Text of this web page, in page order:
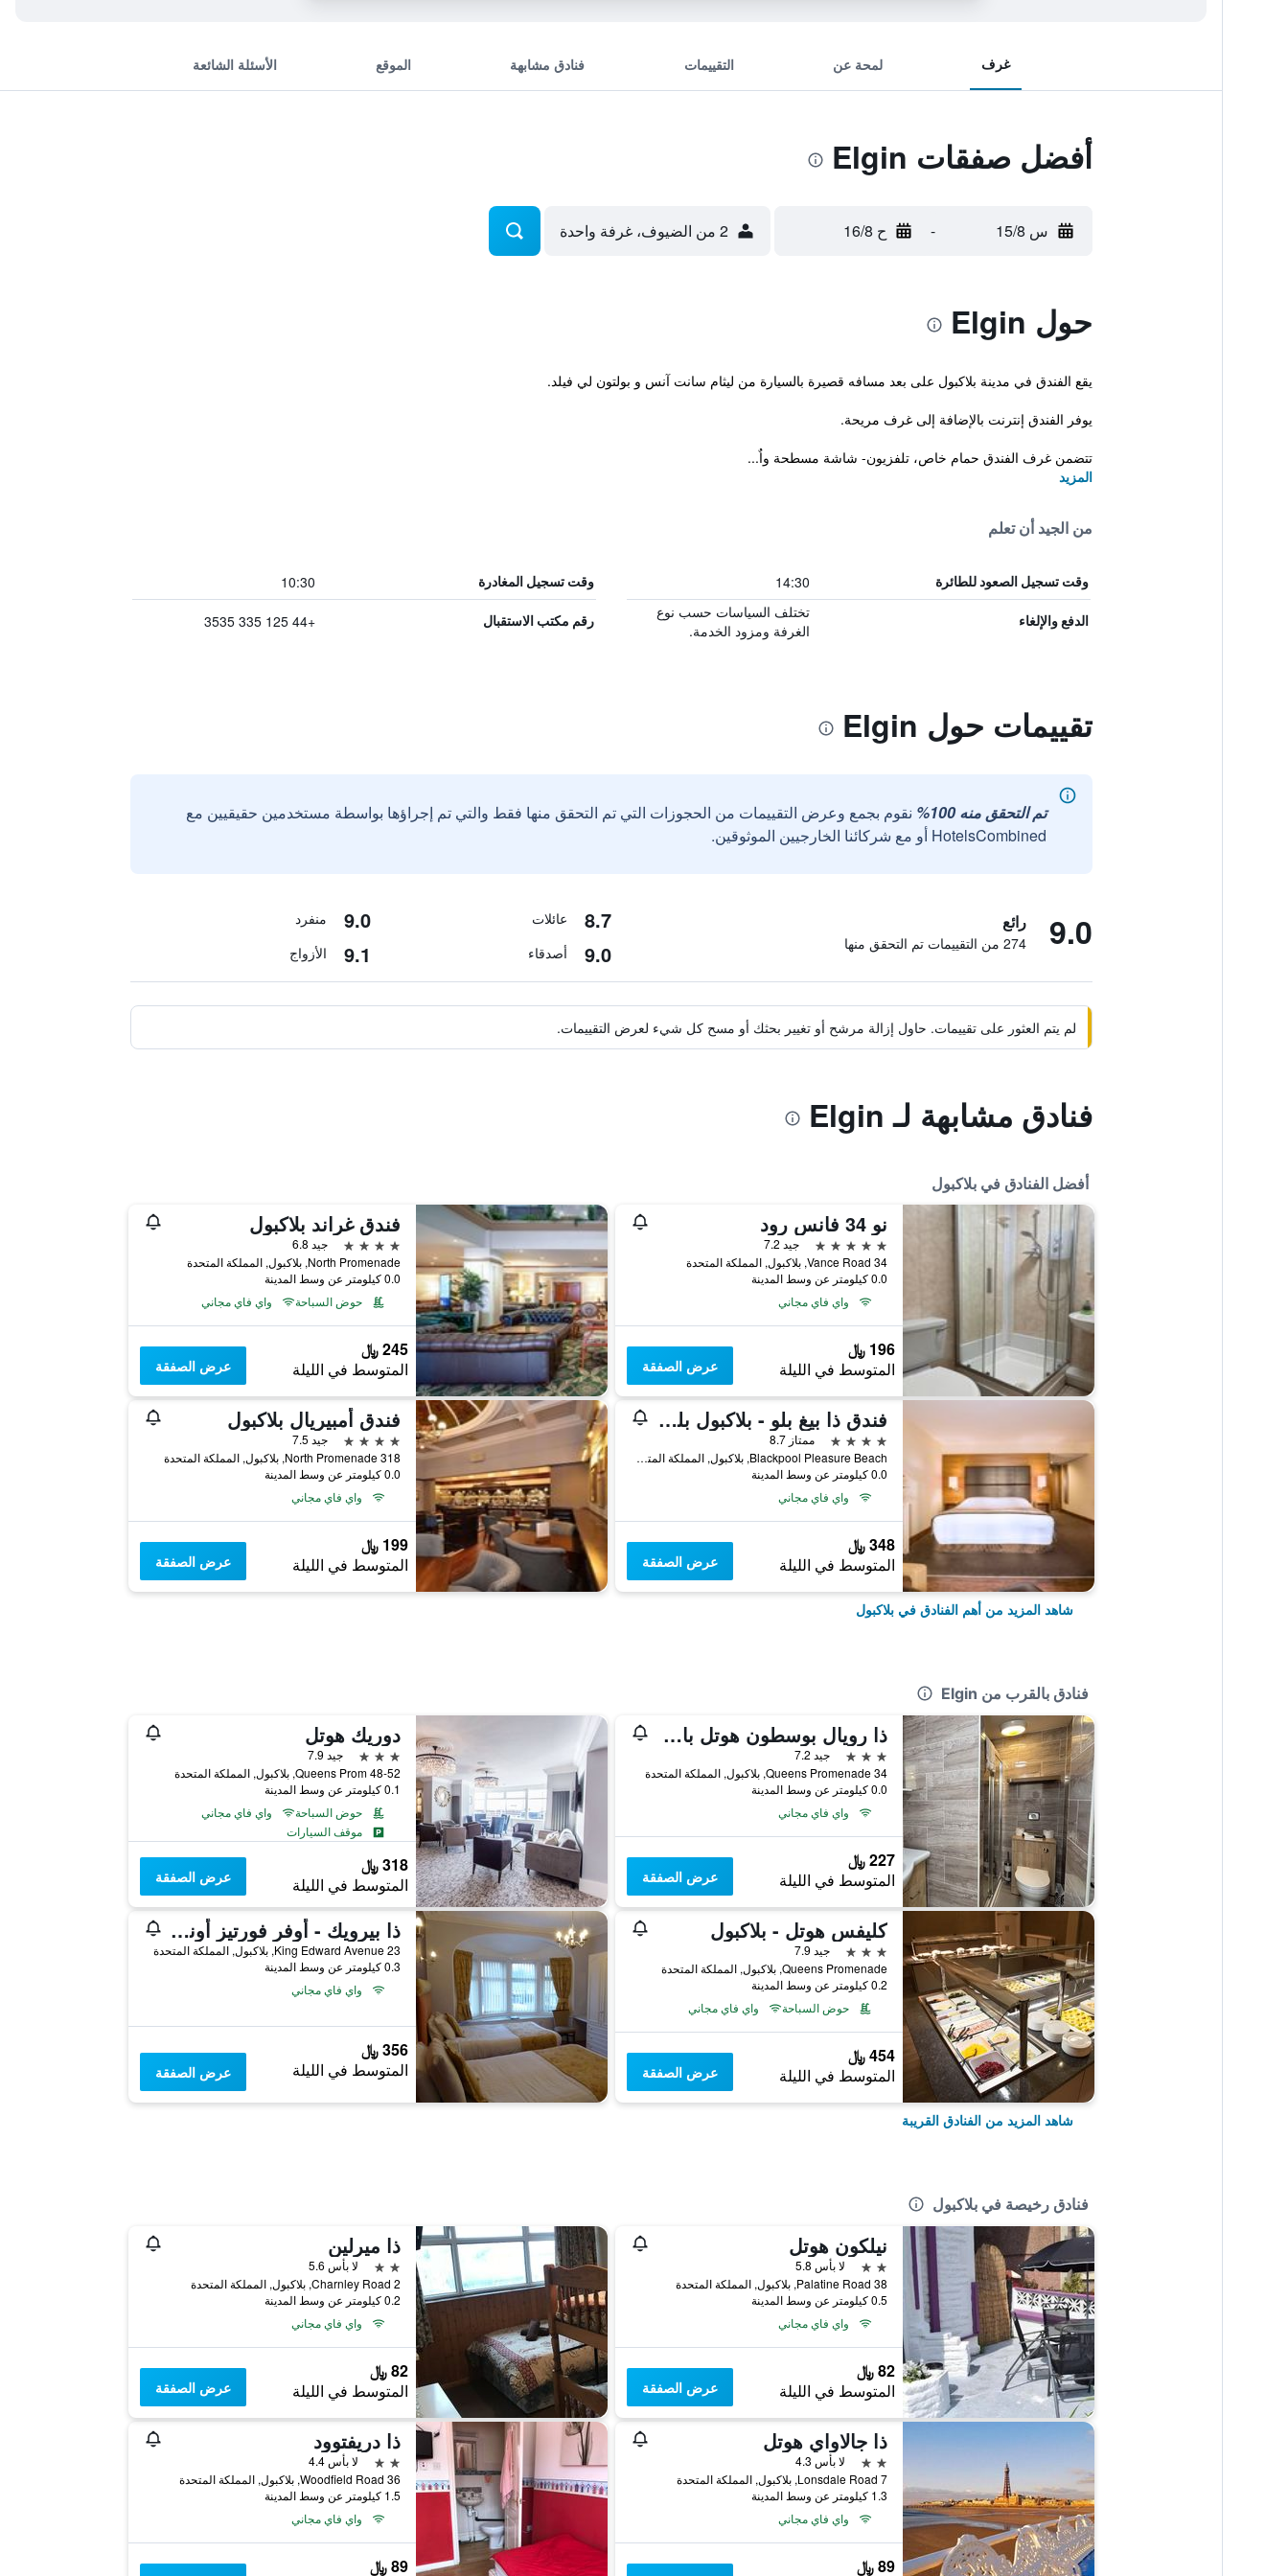
غرف لمحة عن التقييمات فنادق مشابهة الموقع الأسئلة الشائعة
أفضل صفقات Elgin
س 15/8 - ح 16/8 2 من الضيوف، غرفة واحدة
حول Elgin
يقع الفندق في مدينة بلاكبول على بعد مسافه قصيرة بالسيارة من ليثام سانت آنس و بولتون لي فيلد.
يوفر الفندق إنترنت بالإضافة إلى غرف مريحة.
تتضمن غرف الفندق حمام خاص، تلفزيون- شاشة مسطحة واٌ...
المزيد
من الجيد أن تعلم
وقت تسجيل الصعود للطائرة 14:30 وقت تسجيل المغادرة 10:30
الدفع والإلغاء
تختلف السياسات حسب نوع
الغرفة ومزود الخدمة.
رقم مكتب الاستقبال +44 125 335 3535
تقييمات حول Elgin
تم التحقق منه 100%
نقوم بجمع وعرض التقييمات من الحجوزات التي تم التحقق منها فقط والتي تم إجراؤها بواسطة مستخدمين حقيقيين مع
HotelsCombined أو مع شركائنا الخارجيين الموثوقين.
9.0 رائع
274 من التقييمات تم التحقق منها
8.7 عائلات 9.0 منفرد
9.0 أصدقاء 9.1 الأزواج
لم يتم العثور على تقييمات. حاول إزالة مرشح أو تغيير بحثك أو مسح كل شيء لعرض التقييمات.
فنادق مشابهة لـ Elgin
أفضل الفنادق في بلاكبول
نو 34 فانس رود
5 نجوم
جيد 7.2
34 Vance Road, بلاكبول, المملكة المتحدة
0.0 كيلومتر عن وسط المدينة
واي فاي مجاني
196 ﷼
المتوسط في الليلة عرض الصفقة
فندق غراند بلاكبول
4 نجوم
جيد 6.8
North Promenade, بلاكبول, المملكة المتحدة
0.0 كيلومتر عن وسط المدينة
حوض السباحة
واي فاي مجاني
245 ﷼
المتوسط في الليلة عرض الصفقة
فندق ذا بيغ بلو - بلاكبول بليجَر بيتش
4 نجوم
ممتاز 8.7
Blackpool Pleasure Beach, بلاكبول, المملكة المتحدة
0.0 كيلومتر عن وسط المدينة
واي فاي مجاني
348 ﷼
المتوسط في الليلة عرض الصفقة
فندق أمبيريال بلاكبول
4 نجوم
جيد 7.5
318 North Promenade, بلاكبول, المملكة المتحدة
0.0 كيلومتر عن وسط المدينة
واي فاي مجاني
199 ﷼
المتوسط في الليلة عرض الصفقة
شاهد المزيد من أهم الفنادق في بلاكبول
فنادق بالقرب من Elgin
ذا رويال بوسطون هوتل باي كومباس هوسبيتاليتي
3 نجوم
جيد 7.2
34 Queens Promenade, بلاكبول, المملكة المتحدة
0.0 كيلومتر عن وسط المدينة
واي فاي مجاني
227 ﷼
المتوسط في الليلة عرض الصفقة
دوريك هوتل
3 نجوم
جيد 7.9
48-52 Queens Prom, بلاكبول, المملكة المتحدة
0.1 كيلومتر عن وسط المدينة
حوض السباحة
واي فاي مجاني
موقف السيارات
318 ﷼
المتوسط في الليلة عرض الصفقة
كليفس هوتل - بلاكبول
3 نجوم
جيد 7.9
Queens Promenade, بلاكبول, المملكة المتحدة
0.2 كيلومتر عن وسط المدينة
حوض السباحة
واي فاي مجاني
454 ﷼
المتوسط في الليلة عرض الصفقة
ذا بيرويك - أوفر فورتيز أونلي
23 King Edward Avenue, بلاكبول, المملكة المتحدة
0.3 كيلومتر عن وسط المدينة
واي فاي مجاني
356 ﷼
المتوسط في الليلة عرض الصفقة
شاهد المزيد من الفنادق القريبة
فنادق رخيصة في بلاكبول
نيلكون هوتل
2 نجمتين
لا بأس 5.8
38 Palatine Road, بلاكبول, المملكة المتحدة
0.5 كيلومتر عن وسط المدينة
واي فاي مجاني
82 ﷼
المتوسط في الليلة عرض الصفقة
ذا ميرلين
2 نجمتين
لا بأس 5.6
2 Charnley Road, بلاكبول, المملكة المتحدة
0.2 كيلومتر عن وسط المدينة
واي فاي مجاني
82 ﷼
المتوسط في الليلة عرض الصفقة
ذا جالاواي هوتل
2 نجمتين
لا بأس 4.3
7 Lonsdale Road, بلاكبول, المملكة المتحدة
1.3 كيلومتر عن وسط المدينة
واي فاي مجاني
89 ﷼
ذا دريفتوود
2 نجمتين
لا بأس 4.4
36 Woodfield Road, بلاكبول, المملكة المتحدة
1.5 كيلومتر عن وسط المدينة
واي فاي مجاني
89 ﷼